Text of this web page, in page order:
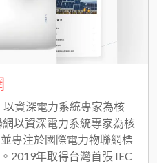
資深電力系統專家為核
以資深電力系統專家為核
專注於國際電力物聯網標
2019年取得台灣首張 IEC